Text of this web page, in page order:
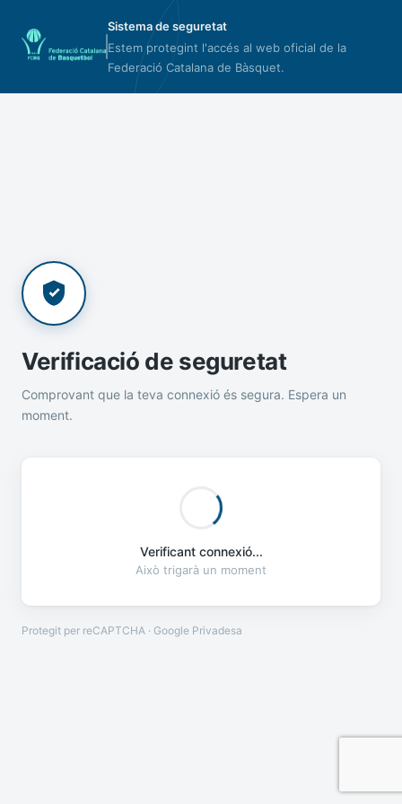
Sistema de seguretat
Estem protegint l'accés al web oficial de la
Federació Catalana de Bàsquet.
Verificació de seguretat
Comprovant que la teva connexió és segura. Espera un
moment.
Verificant connexió...
Això trigarà un moment
Protegit per reCAPTCHA · Google Privadesa